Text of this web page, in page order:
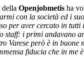
della Openjobmetis ha
con la società ed i
per aver cercato in tutti
staff: i primi andavano
Varese però è in buone
fiducia che in me